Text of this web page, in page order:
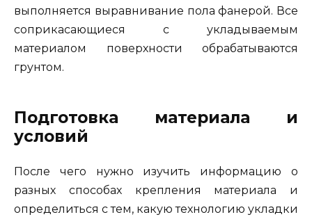
выполняется выравнивание пола фанерой. Все
соприкасающиеся с укладываемым
материалом поверхности обрабатываются
грунтом.
Подготовка материала и
условий
После чего нужно изучить информацию о
разных способах крепления материала и
определиться с тем, какую технологию укладки